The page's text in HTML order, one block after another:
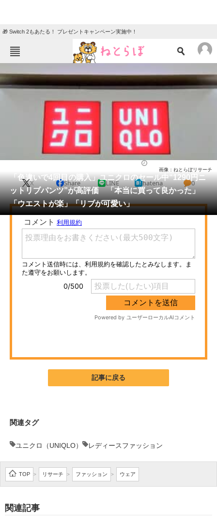
🎁 Switch 2もあたる！ プレゼントキャンペーン実施中！
TOP ニュース
クイズ
教育・育児
リサーチ
会員記事
メディア
注目記事を集めた総合ページ
ITの今と未来を見通す
スマホと通信の最新トレンド
進化するPCとデバイスの未来
ITエンジニア向け専門サイト
企業向けIT製品の総合サイト
IT製品の技術・比較・事例
製造業のIT導入・活用を支援
モノづくり技術者専門サイト
「色違いで4回目の購入」ユニクロのセール中“1290円ニ
ットリブパンツ”が高評価 「本当に買って良かった」
「ウエストが楽」「リブが可愛い」
画像：ねとらぼリサーチ
X Share LINE hatena 0
記事に戻る
関連タグ
ユニクロ（UNIQLO） レディースファッション
TOP > リサーチ > ファッション > ウェア
関連記事